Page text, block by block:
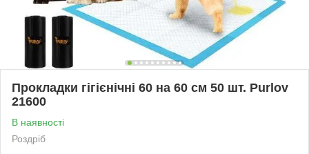
Прокладки гігієнічні 60 на 60 см 50 шт. Purlov
21600
В наявності
Роздріб